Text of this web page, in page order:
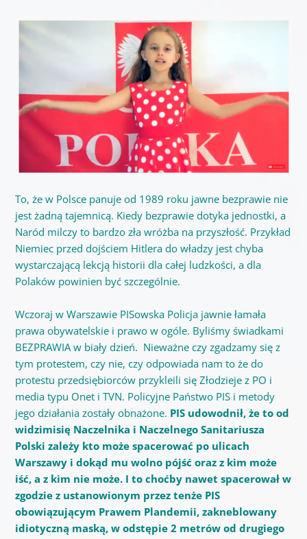
To, że w Polsce panuje od 1989 roku jawne bezprawie nie
jest żadną tajemnicą. Kiedy bezprawie dotyka jednostki, a
Naród milczy to bardzo zła wróżba na przyszłość. Przykład
Niemiec przed dojściem Hitlera do władzy jest chyba
wystarczającą lekcją historii dla całej ludzkości, a dla
Polaków powinien być szczególnie.
Wczoraj w Warszawie PISowska Policja jawnie łamała
prawa obywatelskie i prawo w ogóle. Byliśmy świadkami
BEZPRAWIA w biały dzień. Nieważne czy zgadzamy się z
tym protestem, czy nie, czy odpowiada nam to że do
protestu przedsiębiorców przykleili się Złodzieje z PO i
media typu Onet i TVN. Policyjne Państwo PIS i metody
jego działania zostały obnażone. PIS udowodnił, że to od
widzimisię Naczelnika i Naczelnego Sanitariusza
Polski zależy kto może spacerować po ulicach
Warszawy i dokąd mu wolno pójść oraz z kim może
iść, a z kim nie może. I to choćby nawet spacerował w
zgodzie z ustanowionym przez tenże PIS
obowiązującym Prawem Plandemii, zakneblowany
idiotyczną maską, w odstępie 2 metrów od drugiego